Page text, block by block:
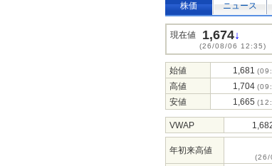
株価 ニュース
現在値 1,674↓
(26/08/06 12:35)
始値 1,681
高値 1,704
安値 1,665
VWAP
年初来高値
(26/